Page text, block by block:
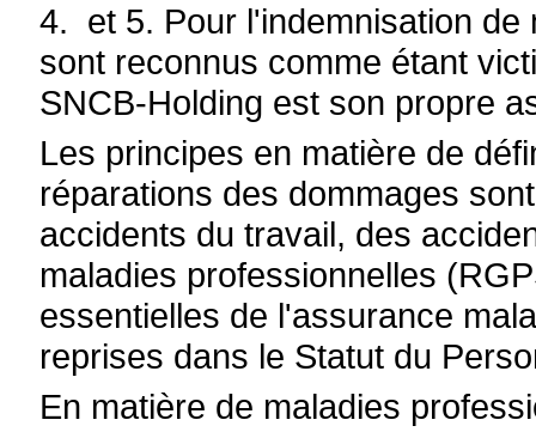
4. et 5. Pour l'indemnisation de
sont reconnus comme étant
SNCB-Holding est son propre
Les principes en matière de
réparations des dommages
accidents du travail, des
maladies professionnelles
essentielles de l'assurance
reprises dans le Statut du
En matière de maladies